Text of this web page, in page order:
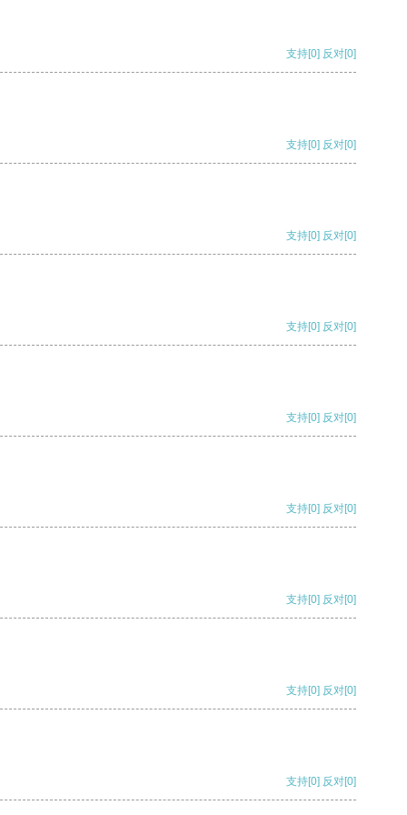
支持[0] 反对[0]
支持[0] 反对[0]
支持[0] 反对[0]
支持[0] 反对[0]
支持[0] 反对[0]
支持[0] 反对[0]
支持[0] 反对[0]
支持[0] 反对[0]
支持[0] 反对[0]